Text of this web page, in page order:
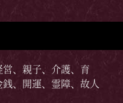
、親子、介護、育
、開運、霊障、故人